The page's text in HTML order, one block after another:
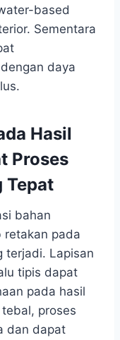
based
Sementara
daya
Hasil
Proses
Tepat
bahan
retakan pada
terjadi. Lapisan
tipis dapat
pada hasil
proses
dan dapat